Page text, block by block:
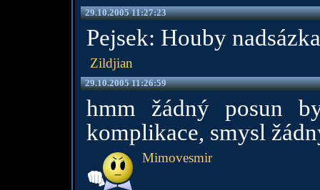
29.10.2005 11:27:23
Pejsek: Houby
Zildjian
29.10.2005 11:26:59
hmm žádný posun
komplikace, smysl
Mimovesmir